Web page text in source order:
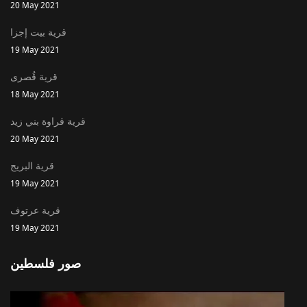
20 May 2021
قرية بيت إجزا
19 May 2021
قرية قُصرى
18 May 2021
قرية قراوة بني زيد
20 May 2021
قرية البريج
19 May 2021
قرية عرتوف
19 May 2021
صور فلسطين